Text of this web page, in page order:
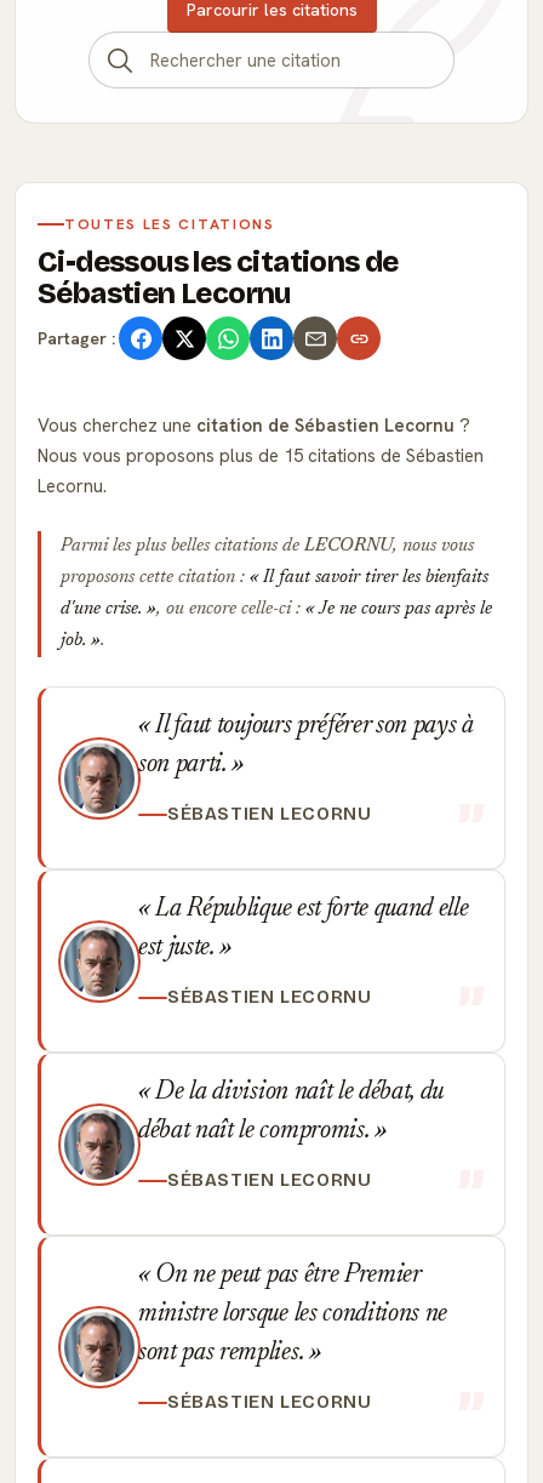
Parcourir les citations
TOUTES LES CITATIONS
Ci-dessous les citations de
Sébastien Lecornu
Partager :
Vous cherchez une citation de Sébastien Lecornu ?
Nous vous proposons plus de 15 citations de Sébastien
Lecornu.
Parmi les plus belles citations de LECORNU, nous vous
proposons cette citation :
Il faut savoir tirer les bienfaits
d'une crise.
, ou encore celle-ci :
Je ne cours pas après le
job.
.
Il faut toujours préférer son pays à
son parti.
SÉBASTIEN LECORNU
La République est forte quand elle
est juste.
SÉBASTIEN LECORNU
De la division naît le débat, du
débat naît le compromis.
SÉBASTIEN LECORNU
On ne peut pas être Premier
ministre lorsque les conditions ne
sont pas remplies.
SÉBASTIEN LECORNU